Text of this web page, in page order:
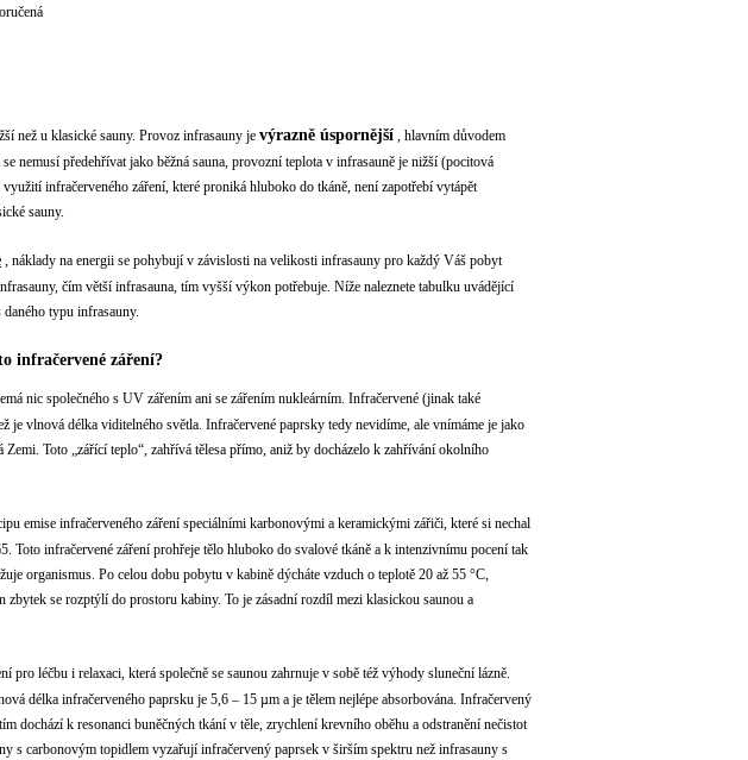
než u klasické sauny. Provoz infrasauny je výrazně úspornější , hlavním důvodem
nemusí předehřívat jako běžná sauna, provozní teplota v infrasauně je nižší (pocitová
infračerveného záření, které proniká hluboko do tkáně, není zapotřebí vytápět
sauny.
, náklady na energii se pohybují v závislosti na velikosti infrasauny pro každý Váš pobyt
čím větší infrasauna, tím vyšší výkon potřebuje. Níže naleznete tabulku uvádějící
typu infrasauny.
infračervené záření?
nic společného s UV zářením ani se zářením nukleárním. Infračervené (jinak také
je vlnová délka viditelného světla. Infračervené paprsky tedy nevidíme, ale vnímáme je jako
Toto „zářící teplo“, zahřívá tělesa přímo, aniž by docházelo k zahřívání okolního
emise infračerveného záření speciálními karbonovými a keramickými zářiči, které si nechal
Toto infračervené záření prohřeje tělo hluboko do svalové tkáně a k intenzivnímu pocení tak
organismus. Po celou dobu pobytu v kabině dýcháte vzduch o teplotě 20 až 55 °C,
zbytek se rozptýlí do prostoru kabiny. To je zásadní rozdíl mezi klasickou saunou a
pro léčbu i relaxaci, která společně se saunou zahrnuje v sobě též výhody sluneční lázně.
délka infračerveného paprsku je 5,6 – 15 µm a je tělem nejlépe absorbována. Infračervený
dochází k resonanci buněčných tkání v těle, zrychlení krevního oběhu a odstranění nečistot
s carbonovým topidlem vyzařují infračervený paprsek v širším spektru než infrasauny s